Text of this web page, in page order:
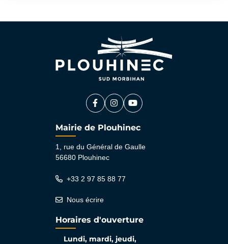
Facebook
(ouverture dans un nouvel onglet)
Instagram
(ouverture dans un nouvel
YouTube
(ouverture dans un
Mairie de Plouhinec
1, rue du Général de Gaulle
56680 Plouhinec
+33 2 97 85 88 77
Nous écrire
Horaires d'ouverture
Lundi, mardi, jeudi,